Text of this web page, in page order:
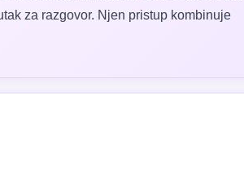
za razgovor. Njen pristup kombinuje